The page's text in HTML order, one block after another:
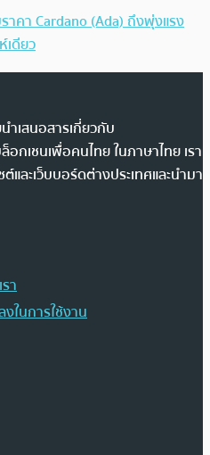
าคา Cardano (Ada) ถึงพุ่งแรง
เดียว
ำเสนอสารเกี่ยวกับ
อกเชนเพื่อคนไทย ในภาษาไทย เรา
ละเว็บบอร์ดต่างประเทศและนำมา
า
ในการใช้งาน